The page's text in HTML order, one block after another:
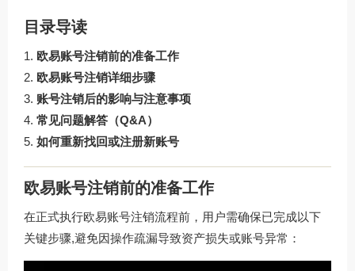
目录导读
欧易账号注销前的准备工作
欧易账号注销详细步骤
账号注销后的影响与注意事项
常见问题解答（Q&A）
如何重新找回或注册新账号
欧易账号注销前的准备工作
在正式执行欧易账号注销流程前，用户需确保已完成以下
关键步骤,避免因操作疏漏导致资产损失或账号异常：